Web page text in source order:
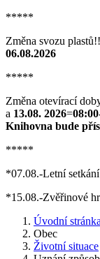
*****
Změna svozu
06.08.2026
*****
Změna otevírací
a 13.08. 2026=
Knihovna bude
*****
*07.08.-Letní
*15.08.-Zvěřinové
Úvodní stránka
Obec
Životní situace